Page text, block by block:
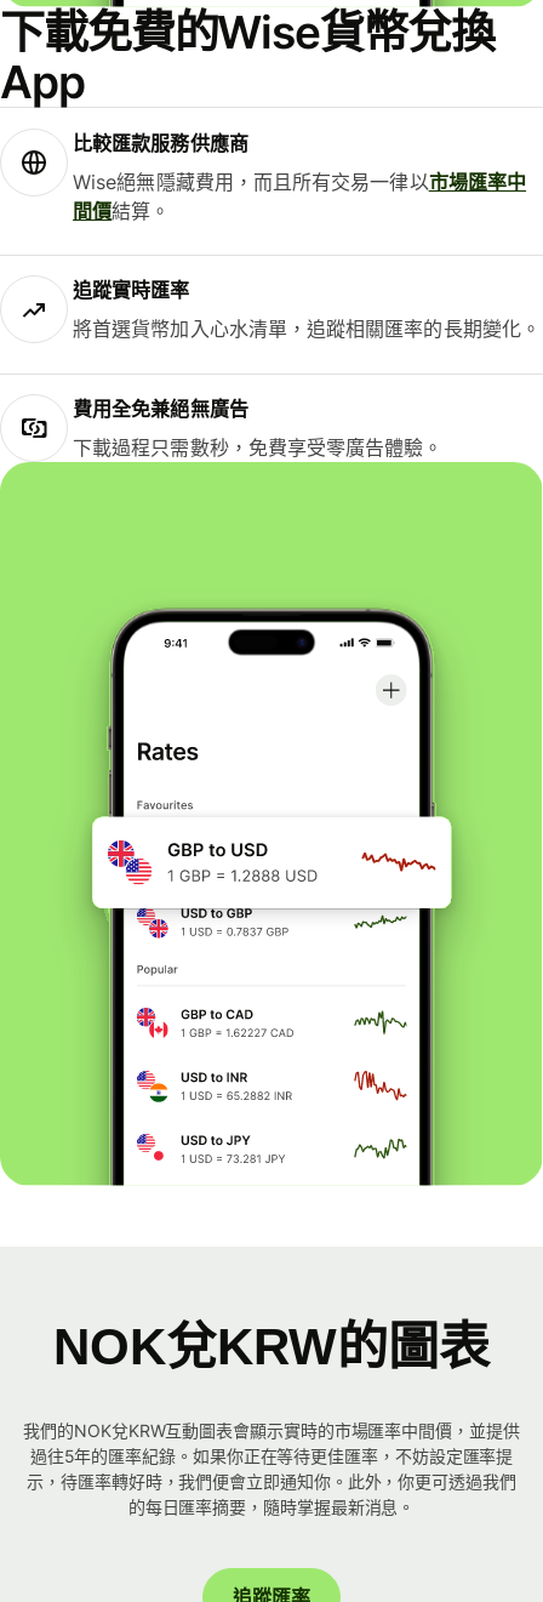
下載免費的Wise貨幣兌換
App
比較匯款服務供應商
Wise絕無隱藏費用，而且所有交易一律以市場匯率中
間價結算。
追蹤實時匯率
將首選貨幣加入心水清單，追蹤相關匯率的長期變化。
費用全免兼絕無廣告
下載過程只需數秒，免費享受零廣告體驗。
NOK兌KRW的圖表
我們的NOK兌KRW互動圖表會顯示實時的市場匯率中間價，並提供
過往5年的匯率紀錄。如果你正在等待更佳匯率，不妨設定匯率提
示，待匯率轉好時，我們便會立即通知你。此外，你更可透過我們
的每日匯率摘要，隨時掌握最新消息。